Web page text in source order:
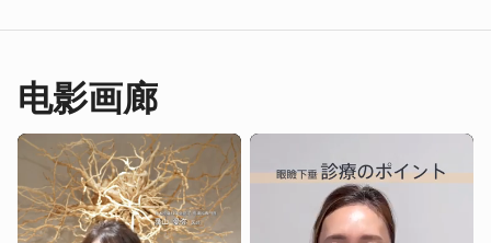
电影画廊